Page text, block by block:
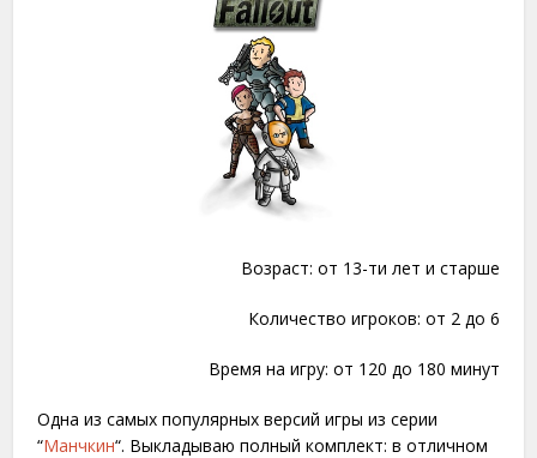
Возраст: от 13-ти лет и старше
Количество игроков: от 2 до 6
Время на игру: от 120 до 180 минут
Одна из самых популярных версий игры из серии
“Манчкин“. Выкладываю полный комплект: в отличном